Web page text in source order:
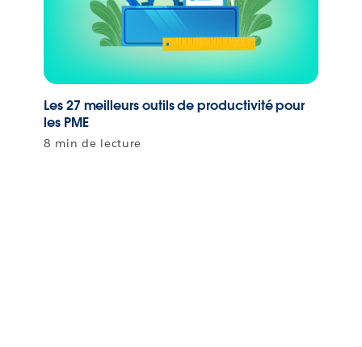
Les 27 meilleurs outils de productivité pour
les PME
8 min de lecture